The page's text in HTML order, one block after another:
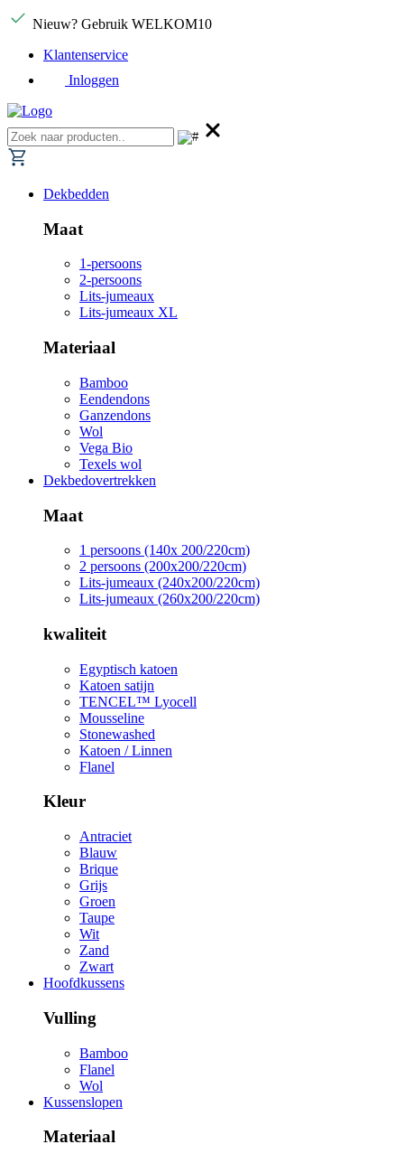
Nieuw? Gebruik WELKOM10
Klantenservice
Inloggen
Dekbedden
Maat
1-persoons
2-persoons
Lits-jumeaux
Lits-jumeaux XL
Materiaal
Bamboo
Eendendons
Ganzendons
Wol
Vega Bio
Texels wol
Dekbedovertrekken
Maat
1 persoons (140x 200/220cm)
2 persoons (200x200/220cm)
Lits-jumeaux (240x200/220cm)
Lits-jumeaux (260x200/220cm)
kwaliteit
Egyptisch katoen
Katoen satijn
TENCEL™ Lyocell
Mousseline
Stonewashed
Katoen / Linnen
Flanel
Kleur
Antraciet
Blauw
Brique
Grijs
Groen
Taupe
Wit
Zand
Zwart
Hoofdkussens
Vulling
Bamboo
Flanel
Wol
Kussenslopen
Materiaal